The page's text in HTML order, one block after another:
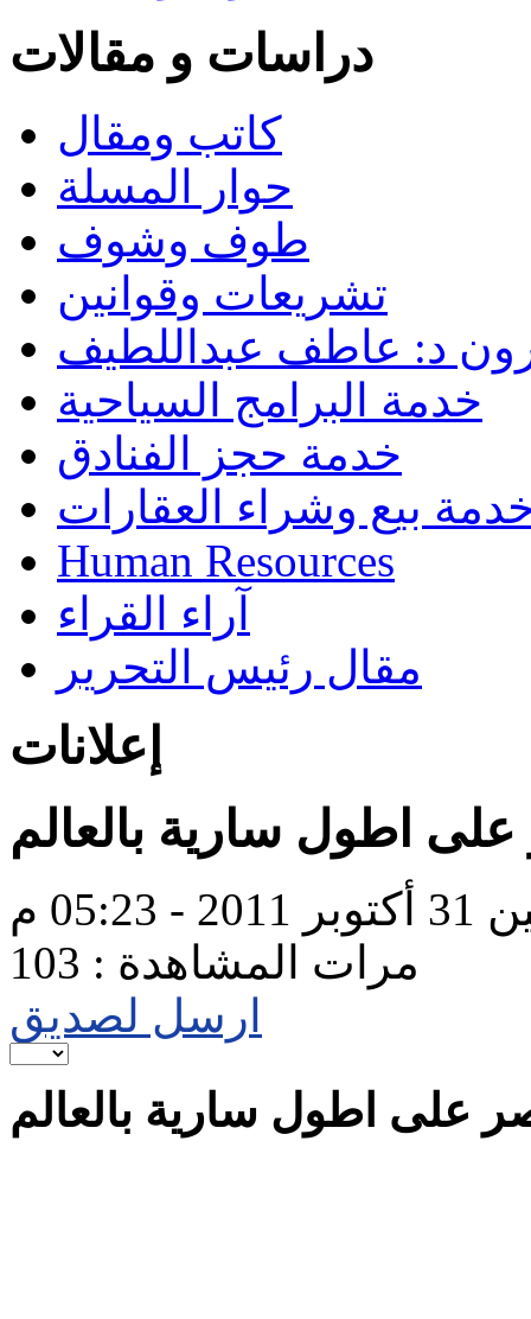
دراسات و مقالات
كاتب ومقال
حوار المسلة
طوف وشوف
تشريعات وقوانين
د: عاطف عبداللطيف
خدمة البرامج السياحية
خدمة حجز الفنادق
بيع وشراء العقارات
Human Resources
آراء القراء
مقال رئيس التحرير
إعلانات
اطول سارية بالعالم
- 05:23 م
مرات المشاهدة : 103
ارسل لصديق
على اطول سارية بالعالم